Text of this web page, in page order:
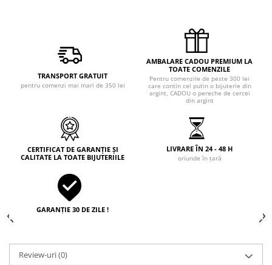
TRANSPORT GRATUIT
pentru comenzi mai mari de 350 lei
AMBALARE CADOU PREMIUM LA
TOATE COMENZILE
Pentru comenzile de peste 300 lei
care contin cel putin o bijuterie din
argint, CADOU o pereche de cercei
din argint
CERTIFICAT DE GARANȚIE ȘI
CALITATE LA TOATE BIJUTERIILE
LIVRARE ÎN 24 - 48 H
oriunde în țară
GARANȚIE 30 DE ZILE !
Review-uri(0)